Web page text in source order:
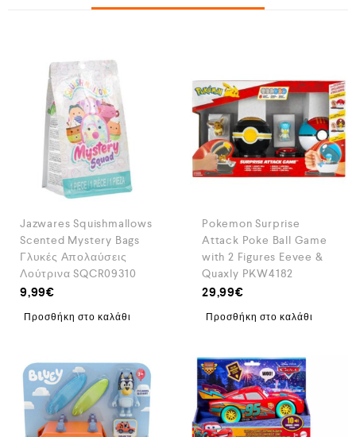
Jazwares Squishmallows
Scented Mystery Bags
Γλυκές Απολαύσεις
Λούτρινα SQCR09310
9,99€
Προσθήκη στο καλάθι
Pokemon Surprise
Attack Poke Ball Game
with 2 Figures Eevee &
Quaxly PKW4182
29,99€
Προσθήκη στο καλάθι